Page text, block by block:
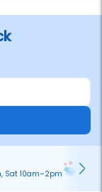
Sat 10am–2pm